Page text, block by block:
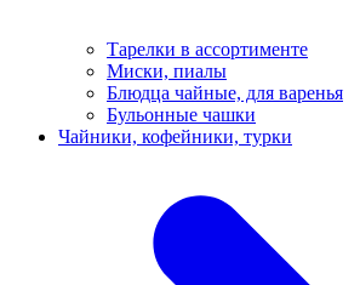
Тарелки в ассортименте
Миски, пиалы
Блюдца чайные, для варенья
Бульонные чашки
Чайники, кофейники, турки